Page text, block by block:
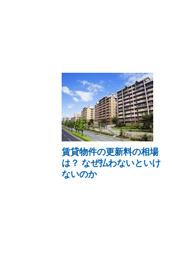
賃貸物件の更新料の相場
は？ なぜ払わないといけ
ないのか